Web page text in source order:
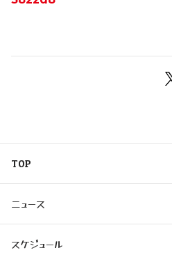
TOP
ニュース
スケジュール